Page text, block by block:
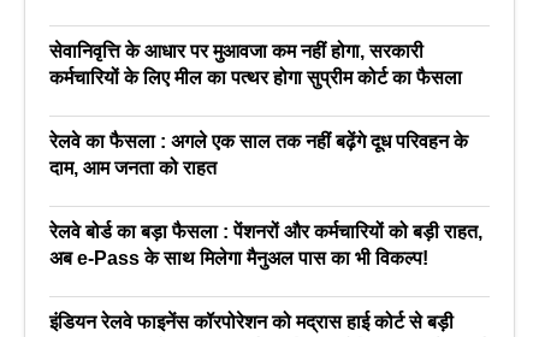
सेवानिवृत्ति के आधार पर मुआवजा कम नहीं होगा, सरकारी
कर्मचारियों के लिए मील का पत्थर होगा सुप्रीम कोर्ट का फैसला
रेलवे का फैसला : अगले एक साल तक नहीं बढ़ेंगे दूध परिवहन के
दाम, आम जनता को राहत
रेलवे बोर्ड का बड़ा फैसला : पेंशनरों और कर्मचारियों को बड़ी राहत,
अब e-Pass के साथ मिलेगा मैनुअल पास का भी विकल्प!
इंडियन रेलवे फाइनेंस कॉरपोरेशन को मद्रास हाई कोर्ट से बड़ी